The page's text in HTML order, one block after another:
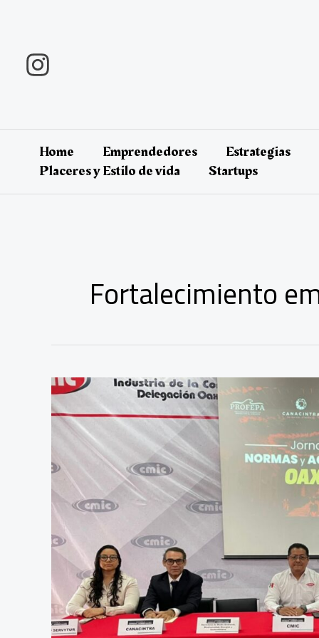
contenido
Home Emprendedores Estrategias
Placeres y Estilo de vida
Startups
Fortalecimiento